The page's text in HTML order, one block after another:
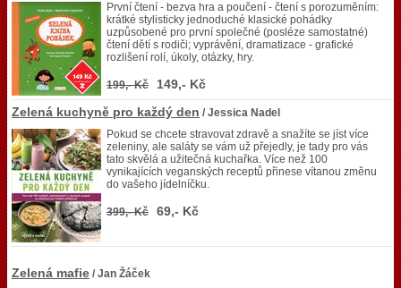
První čtení - bezva hra a poučení - čtení s porozuměním:
krátké stylisticky jednoduché klasické pohádky
uzpůsobené pro první společné (posléze samostatné)
čtení dětí s rodiči; vyprávění, dramatizace - grafické
rozlišení rolí, úkoly, otázky, hry.
199,- Kč
149,- Kč
Zelená kuchyně pro každý den / Jessica Nadel
Pokud se chcete stravovat zdravě a snažíte se jíst více
zeleniny, ale saláty se vám už přejedly, je tady pro vás
tato skvělá a užitečná kuchařka. Více než 100
vynikajících veganských receptů přinese vítanou změnu
do vašeho jídelníčku.
399,- Kč 69,- Kč
Zelená mafie / Jan Žáček